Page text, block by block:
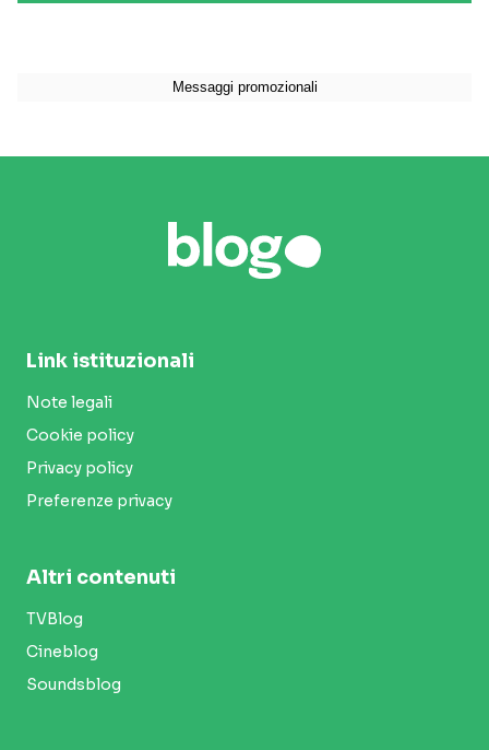
Link istituzionali
Note legali
Cookie policy
Privacy policy
Preferenze privacy
Altri contenuti
TVBlog
Cineblog
Soundsblog